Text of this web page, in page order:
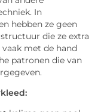
In
hebben ze geen
die ze extra
met de hand
patronen die van